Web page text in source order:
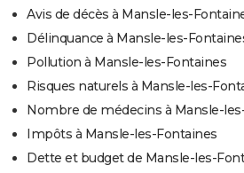
Avis de décès à Mansle-les-
Délinquance à Mansle-les-
Pollution à Mansle-les-Fontaines
Risques naturels à Mansle-les-
Nombre de médecins à Mansle-
Impôts à Mansle-les-Fontaines
Dette et budget de Mansle-les-